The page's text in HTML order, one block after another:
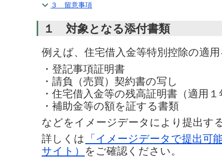
３ 留意事項
１ 対象となる添付書類
例えば、住宅借入金等特別控除の適
・登記事項証明書
・請負（売買）契約書の写し
・住宅借入金等の残高証明書（適用
・補助金等の額を証する書類
などをイメージデータにより提出す
詳しくは
「イメージデータで提出可
サイト） をご確認ください。